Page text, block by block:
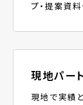
プ・提案資料
現地パー
現地で実績